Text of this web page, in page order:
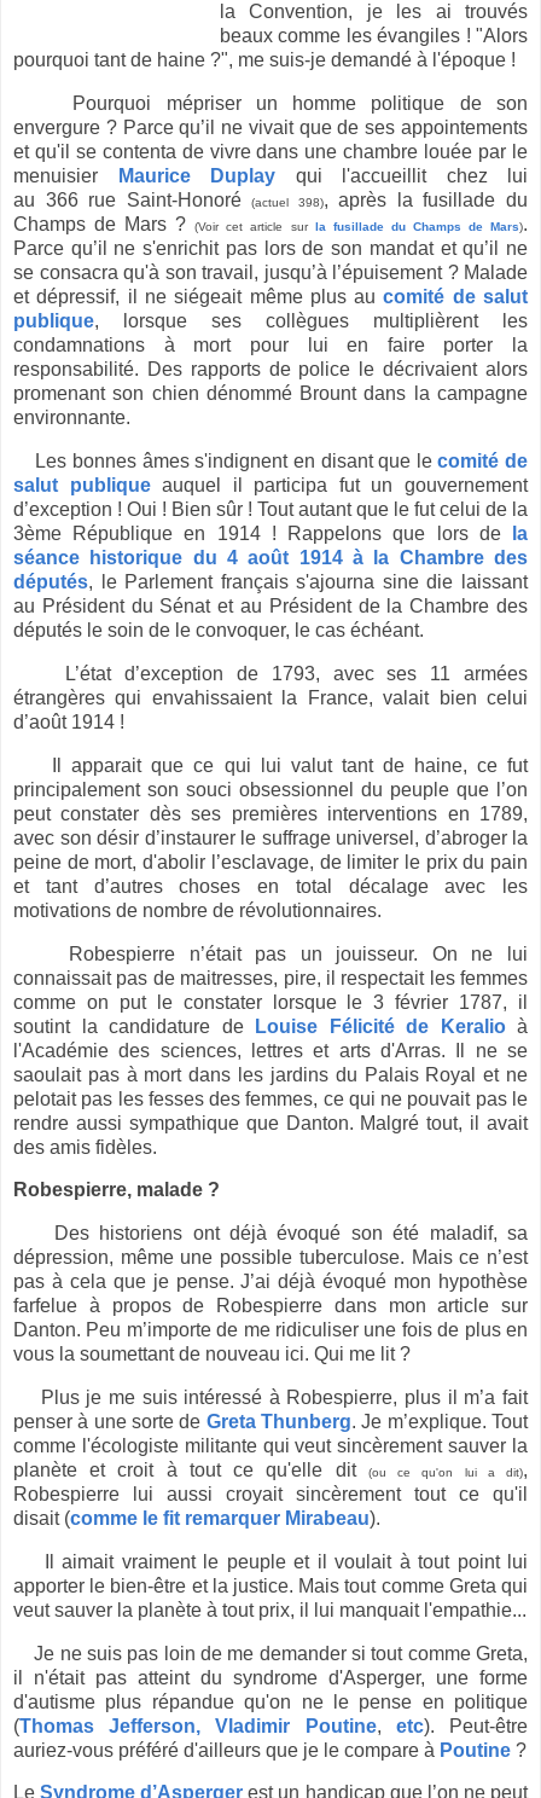
la Convention, je les ai trouvés
beaux comme les évangiles ! "Alors
pourquoi tant de haine ?", me suis-je demandé à l'époque !
Pourquoi mépriser un homme politique de son
envergure ? Parce qu’il ne vivait que de ses appointements
et qu'il se contenta de vivre dans une chambre louée par le
menuisier
Maurice Duplay qui l'accueillit chez lui
au 366 rue Saint-Honoré(actuel 398), après la fusillade du
Champs de Mars ?(Voir cet article sur la fusillade du Champs de Mars).
Parce qu’il ne s'enrichit pas lors de son mandat et qu’il ne
se consacra qu'à son travail, jusqu’à l’épuisement ? Malade
et dépressif, il ne siégeait même plus aucomité de salut
publique, lorsque ses collègues multiplièrent les
condamnations à mort pour lui en faire porter la
responsabilité. Des rapports de police le décrivaient alors
promenant son chien dénommé Brount dans la campagne
environnante.
Les bonnes âmes s'indignent en disant que lecomité de
salut publiqueauquel il participa fut un gouvernement
d’exception ! Oui ! Bien sûr ! Tout autant que le fut celui de la
3ème République en 1914 ! Rappelons que lors de
la
séance historique du 4 août 1914 à la Chambre des
députés, le Parlement français s'ajourna sine die laissant
au Président du Sénat et au Président de la Chambre des
députés le soin de le convoquer, le cas échéant.
L’état d’exception de 1793, avec ses 11 armées
étrangères qui envahissaient la France, valait bien celui
d’août 1914 !
Il apparait que ce qui lui valut tant de haine, ce fut
principalement son souci obsessionnel du peuple que l’on
peut constater dès ses premières interventions en 1789,
avec son désir d’instaurer le suffrage universel, d’abroger la
peine de mort, d'abolir l’esclavage, de limiter le prix du pain
et tant d’autres choses en total décalage avec les
motivations de nombre de révolutionnaires.
Robespierre n’était pas un jouisseur. On ne lui
connaissait pas de maitresses, pire, il respectait les femmes
comme on put le constater lorsque le 3 février 1787, il
soutint la candidature de
Louise Félicité de Keralioà
l'Académie des sciences, lettres et arts d'Arras. Il ne se
saoulait pas à mort dans les jardins du Palais Royal et ne
pelotait pas les fesses des femmes, ce qui ne pouvait pas le
rendre aussi sympathique que Danton. Malgré tout, il avait
des amis fidèles.
Robespierre, malade ?
Des historiens ont déjà évoqué son été maladif, sa
dépression, même une possible tuberculose. Mais ce n’est
pas à cela que je pense. J’ai déjà évoqué mon hypothèse
farfelue à propos de Robespierre dans mon article sur
Danton. Peu m’importe de me ridiculiser une fois de plus en
vous la soumettant de nouveau ici. Qui me lit ?
Plus je me suis intéressé à Robespierre, plus il m’a fait
penser à une sorte de Greta Thunberg. Je m’explique. Tout
comme l'écologiste militante qui veut sincèrement sauver la
planète et croit à tout ce qu'elle dit
(ou ce qu'on lui a dit),
Robespierre lui aussi croyait sincèrement tout ce qu'il
disait (comme le fit remarquer Mirabeau).
Il aimait vraiment le peuple et il voulait à tout point lui
apporter le bien-être et la justice. Mais tout comme Greta qui
veut sauver la planète à tout prix, il lui manquait l'empathie...
Je ne suis pas loin de me demander si tout comme Greta,
il n'était pas atteint du syndrome d'Asperger, une forme
d'autisme plus répandue qu'on ne le pense en politique
(Thomas Jefferson, Vladimir Poutine, etc). Peut-être
auriez-vous préféré d'ailleurs que je le compare à Poutine ?
LeSyndrome d’Asperger est un handicap que l’on ne peut